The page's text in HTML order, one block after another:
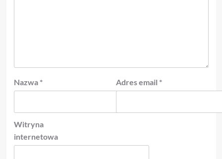
Nazwa * Adres email *
Witryna
internetowa